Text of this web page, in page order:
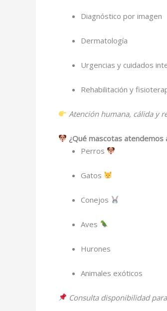
Diagnóstico por imagen
Dermatología
Urgencias y cuidados
Rehabilitación y
Atención humana, cálida y
¿Qué mascotas atendemos
Perros
Gatos
Conejos
Aves
Hurones
Animales exóticos
Consulta disponibilidad